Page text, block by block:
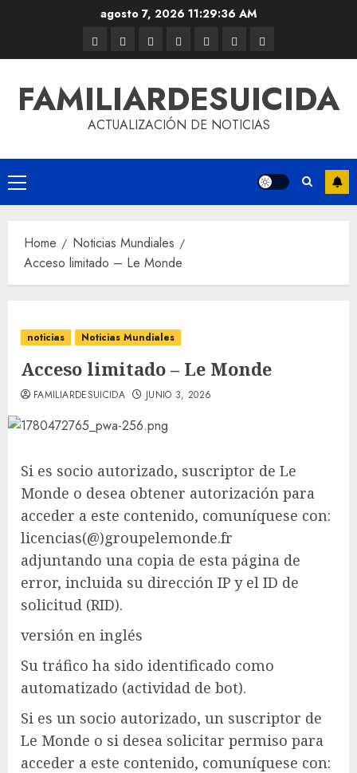
agosto 7, 202611:29:37 AM
FAMILIARDESUICIDA
ACTUALIZACIÓN DE NOTICIAS
Home
Noticias Mundiales
Acceso limitado – Le Monde
noticias Noticias Mundiales
Acceso limitado – Le Monde
FAMILIARDESUICIDA JUNIO 3, 2026
Si es socio autorizado, suscriptor de Le
Monde o desea obtener autorización para
acceder a este contenido, comuníquese con:
licencias(@)groupelemonde.fr
adjuntando una copia de esta página de
error, incluida su dirección IP y el ID de
solicitud (RID).
versión en inglés
Su tráfico ha sido identificado como
automatizado (actividad de bot).
Si es un socio autorizado, un suscriptor de
Le Monde o si desea solicitar permiso para
acceder a este contenido, comuníquese con: